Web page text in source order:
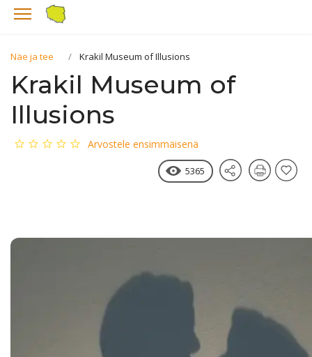
Näe ja tee Krakil Museum of Illusions
Krakil Museum of
Illusions
Arvostele ensimmäisenä
5365